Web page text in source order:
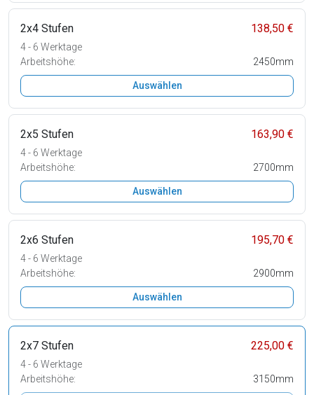
2x4 Stufen 138,50 €
4 - 6 Werktage
Arbeitshöhe:
2450mm
Auswählen
2x5 Stufen 163,90 €
4 - 6 Werktage
Arbeitshöhe:
2700mm
Auswählen
2x6 Stufen 195,70 €
4 - 6 Werktage
Arbeitshöhe:
2900mm
Auswählen
2x7 Stufen 225,00 €
4 - 6 Werktage
Arbeitshöhe:
3150mm